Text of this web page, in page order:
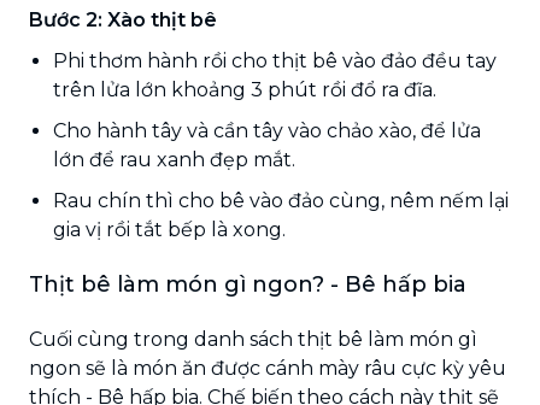
Bước 2: Xào thịt bê
Phi thơm hành rồi cho thịt bê vào đảo đều tay
trên lửa lớn khoảng 3 phút rồi đổ ra đĩa.
Cho hành tây và cần tây vào chảo xào, để lửa
lớn để rau xanh đẹp mắt.
Rau chín thì cho bê vào đảo cùng, nêm nếm lại
gia vị rồi tắt bếp là xong.
Thịt bê làm món gì ngon? - Bê hấp bia
Cuối cùng trong danh sách thịt bê làm món gì
ngon sẽ là món ăn được cánh mày râu cực kỳ yêu
thích - Bê hấp bia. Chế biến theo cách này thịt sẽ